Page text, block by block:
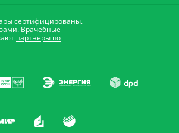
сертифицированы.
Врачебные
партнёры по